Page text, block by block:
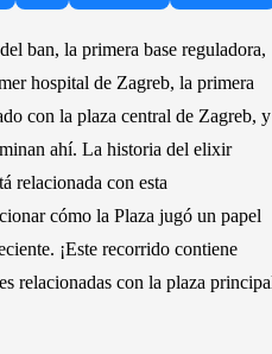
ban, la primera base reguladora,
hospital de Zagreb, la primera
con la plaza central de Zagreb, y
ahí. La historia del elixir
relacionada con esta
cómo la Plaza jugó un papel
¡Este recorrido contiene
relacionadas con la plaza